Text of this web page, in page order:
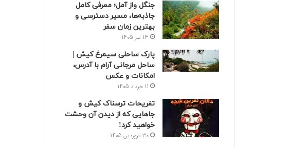
جنگل واز آمل؛ معرفی کامل
جاذبه‌ها، مسیر دسترسی و
بهترین زمان سفر
13 تیر 1405
پارک ساحلی سیمرغ کیش |
ساحل مرجانی آرام با آدرس،
امکانات و عکس
11 خرداد 1405
تفریحات ترسناک کیش و
جاهایی که از دیدن آن وحشت
خواهید کرد!
30 فروردین 1405